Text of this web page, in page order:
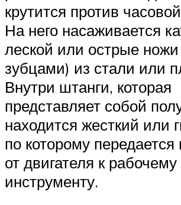
крутится против
На него насаживается
леской или острые
зубцами) из стали или
Внутри штанги, которая
представляет собой
находится жесткий или
по которому
от двигателя к рабочему
инструменту.